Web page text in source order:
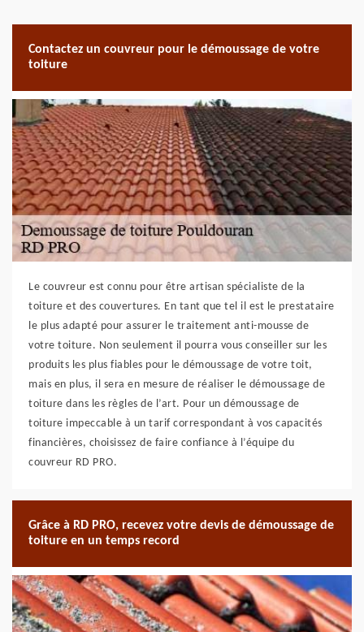
Contactez un couvreur pour le démoussage de votre
toiture
Le couvreur est connu pour être artisan spécialiste de la
toiture et des couvertures. En tant que tel il est le prestataire
le plus adapté pour assurer le traitement anti-mousse de
votre toiture. Non seulement il pourra vous conseiller sur les
produits les plus fiables pour le démoussage de votre toit,
mais en plus, il sera en mesure de réaliser le démoussage de
toiture dans les règles de l’art. Pour un démoussage de
toiture impeccable à un tarif correspondant à vos capacités
financières, choisissez de faire confiance à l’équipe du
couvreur RD PRO.
Grâce à RD PRO, recevez votre devis de démoussage de
toiture en un temps record